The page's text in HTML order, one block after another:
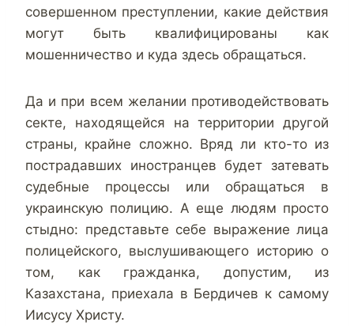
совершенном преступлении, какие действия
могут быть квалифицированы как
мошенничество и куда здесь обращаться.
Да и при всем желании противодействовать
секте, находящейся на территории другой
страны, крайне сложно. Вряд ли кто-то из
пострадавших иностранцев будет затевать
судебные процессы или обращаться в
украинскую полицию. А еще людям просто
стыдно: представьте себе выражение лица
полицейского, выслушивающего историю о
том, как гражданка, допустим, из
Казахстана, приехала в Бердичев к самому
Иисусу Христу.